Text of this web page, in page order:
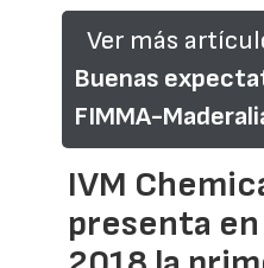
Ver más
Buenas
FIMMA-
IVM
presenta